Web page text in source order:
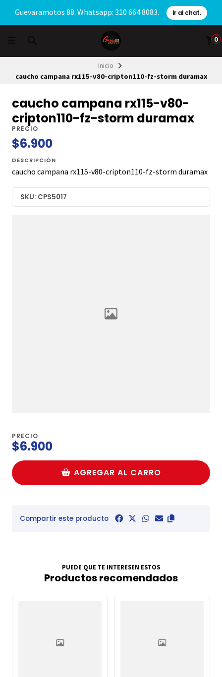
Guevaramotos 88. Whatsapp: 310 664 8083. Ir al chat.
0
Inicio
caucho campana rx115-v80-cripton110-fz-storm duramax
caucho campana rx115-v80-
cripton110-fz-storm duramax
PRECIO
$6.900
DESCRIPCIÓN
caucho campana rx115-v80-cripton110-fz-storm duramax
SKU: CPS5017
PRECIO
$6.900
AGREGAR AL CARRO
Compartir este producto
PUEDE QUE TE INTERESEN ESTOS
Productos recomendados